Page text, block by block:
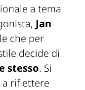
a tema
Jan
che per
decide di
stesso. Si
riflettere